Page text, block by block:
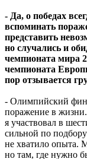
- Да, о победах
вспоминать
представить
но случались и
чемпионата мира
чемпионата
пор отзывается
- Олимпийский
поражение в
я участвовал в
сильной по
не хватило
но там, где нужно